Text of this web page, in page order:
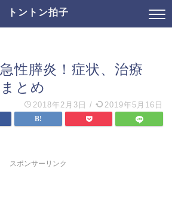
トントン拍子
性膵炎！症状、治療
とめ
2018年2月3日 / 2019年5月16日
スポンサーリンク